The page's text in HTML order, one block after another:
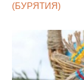
(БУРЯТИЯ)